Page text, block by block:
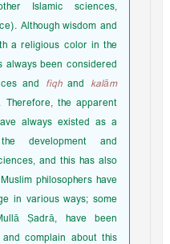
Islamic sciences,
Although wisdom and
a religious color in the
always been considered
andfiqh andkalām
Therefore, the apparent
always existed as a
development and
and this has also
philosophers have
in various ways; some
Ṣadrā, have been
complain about this